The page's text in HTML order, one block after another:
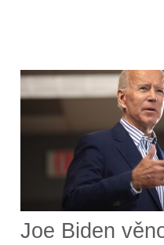
Joe Biden